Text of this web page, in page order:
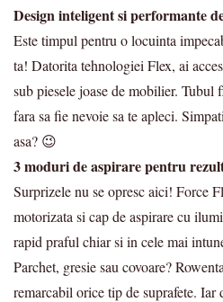
Design inteligent si performante
Este timpul pentru o locuinta
ta! Datorita tehnologiei Flex, ai
sub piesele joase de mobilier.
fara sa fie nevoie sa te apleci.
asa? 😉
3 moduri de aspirare pentru
Surprizele nu se opresc aici! Force
motorizata si cap de aspirare cu
rapid praful chiar si in cele mai
Parchet, gresie sau covoare?
remarcabil orice tip de suprafete. Iar